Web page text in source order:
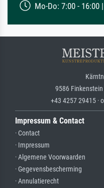
Mo-Do: 7:00 - 16:00
9586 Finkenstein
+43 4257 29415 ·
Impressum & Contact
· Contact
· Impressum
· Algemene Voorwaarden
· Gegevensbescherming
· Annulatierecht